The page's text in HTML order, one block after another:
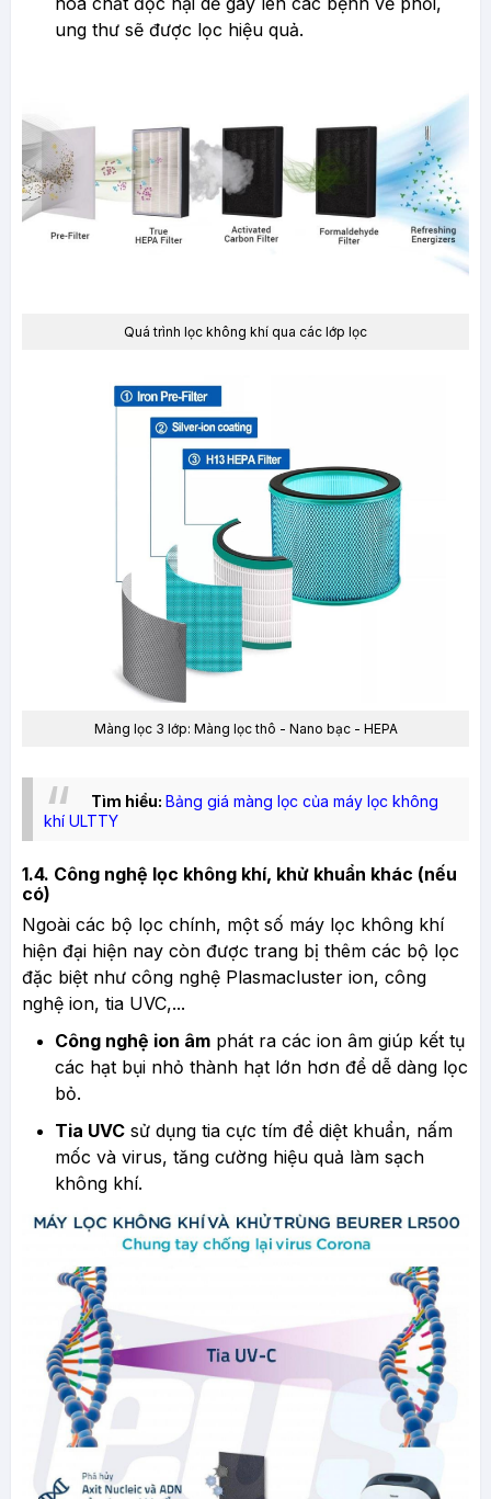
ung thư sẽ được lọc hiệu quả.
Quá trình lọc không khí qua các lớp lọc
Màng lọc 3 lớp: Màng lọc thô - Nano bạc - HEPA
Tìm hiểu: Bảng giá màng lọc của máy lọc không
khí ULTTY
1.4. Công nghệ lọc không khí, khử khuẩn khác (nếu
có)
Ngoài các bộ lọc chính, một số máy lọc không khí
hiện đại hiện nay còn được trang bị thêm các bộ lọc
đặc biệt như công nghệ Plasmacluster ion, công
nghệ ion, tia UVC,...
Công nghệ ion âm phát ra các ion âm giúp kết tụ
các hạt bụi nhỏ thành hạt lớn hơn để dễ dàng lọc
bỏ.
Tia UVC sử dụng tia cực tím để diệt khuẩn, nấm
mốc và virus, tăng cường hiệu quả làm sạch
không khí.